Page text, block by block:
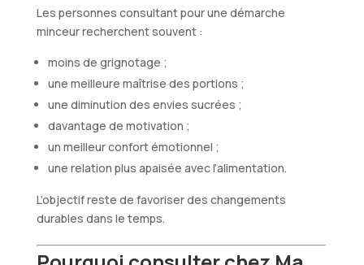
Les personnes consultant pour une démarche
minceur recherchent souvent :
moins de grignotage ;
une meilleure maîtrise des portions ;
une diminution des envies sucrées ;
davantage de motivation ;
un meilleur confort émotionnel ;
une relation plus apaisée avec l’alimentation.
L’objectif reste de favoriser des changements
durables dans le temps.